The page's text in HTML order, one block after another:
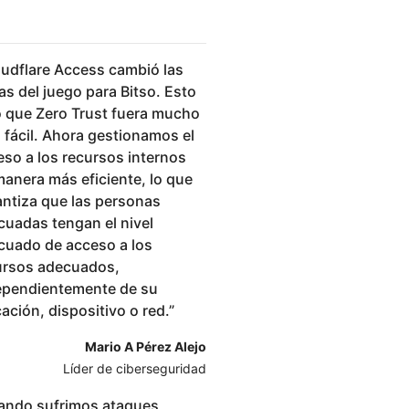
Access cambió las
del juego para Bitso. Esto
que Zero Trust fuera mucho
fácil. Ahora gestionamos el
a los recursos internos
más eficiente, lo que
que las personas
tengan el nivel
de acceso a los
adecuados,
de su
dispositivo o red.”
Mario A Pérez Alejo
Líder de ciberseguridad